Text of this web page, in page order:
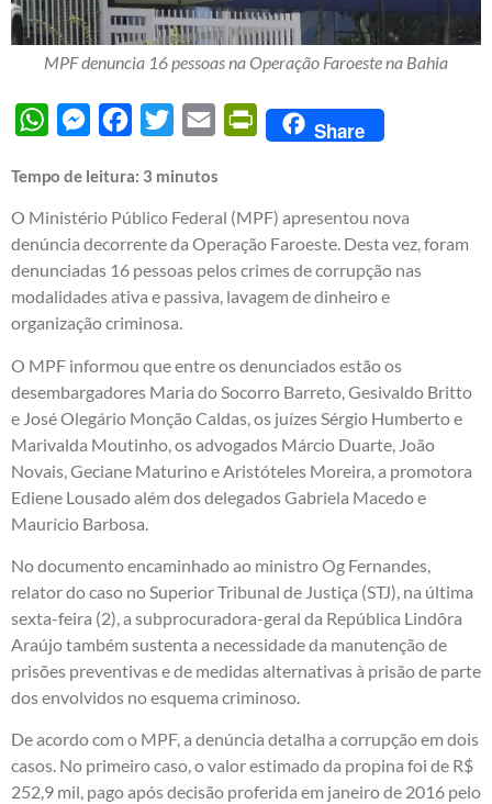
MPF denuncia 16 pessoas na Operação Faroeste na Bahia
WhatsAppMessengerFacebook
Twitter Email PrintFriendly
Share
Tempo de leitura: 3 minutos
O Ministério Público Federal (MPF) apresentou nova
denúncia decorrente da Operação Faroeste. Desta vez, foram
denunciadas 16 pessoas pelos crimes de corrupção nas
modalidades ativa e passiva, lavagem de dinheiro e
organização criminosa.
O MPF informou que entre os denunciados estão os
desembargadores Maria do Socorro Barreto, Gesivaldo Britto
e José Olegário Monção Caldas, os juízes Sérgio Humberto e
Marivalda Moutinho, os advogados Márcio Duarte, João
Novais, Geciane Maturino e Aristóteles Moreira, a promotora
Ediene Lousado além dos delegados Gabriela Macedo e
Maurício Barbosa.
No documento encaminhado ao ministro Og Fernandes,
relator do caso no Superior Tribunal de Justiça (STJ), na última
sexta-feira (2), a subprocuradora-geral da República Lindôra
Araújo também sustenta a necessidade da manutenção de
prisões preventivas e de medidas alternativas à prisão de parte
dos envolvidos no esquema criminoso.
De acordo com o MPF, a denúncia detalha a corrupção em dois
casos. No primeiro caso, o valor estimado da propina foi de R$
252,9 mil, pago após decisão proferida em janeiro de 2016 pelo